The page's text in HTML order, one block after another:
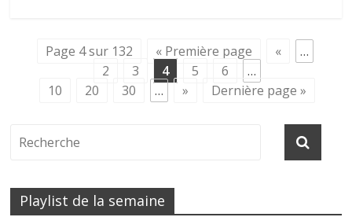
Page 4 sur 132 « Première page «
…
2
3 4 5 6
…
10
20 30 … » Dernière page »
Playlist de la semaine